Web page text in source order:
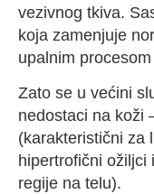
vezivnog tkiva.
koja zamenjuje
upalnim
Zato se u većini
nedostaci na koži
(karakteristični za
hipertrofični ožiljci
regije na telu).